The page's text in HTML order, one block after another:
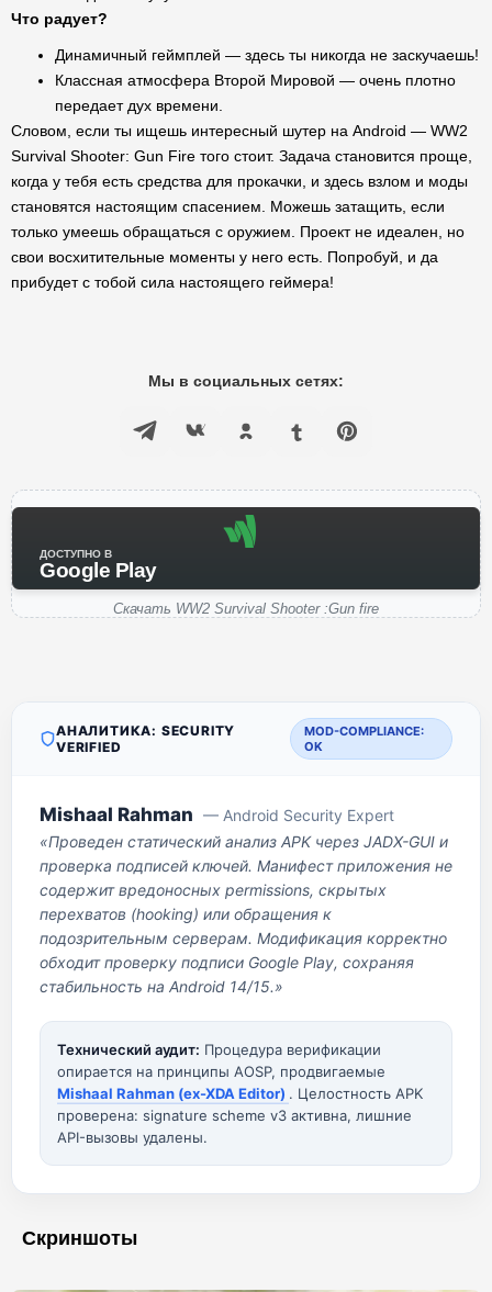
Что радует?
Динамичный геймплей — здесь ты никогда не заскучаешь!
Классная атмосфера Второй Мировой — очень плотно
передает дух времени.
Словом, если ты ищешь интересный шутер на Android — WW2
Survival Shooter: Gun Fire того стоит. Задача становится проще,
когда у тебя есть средства для прокачки, и здесь взлом и моды
становятся настоящим спасением. Можешь затащить, если
только умеешь обращаться с оружием. Проект не идеален, но
свои восхитительные моменты у него есть. Попробуй, и да
прибудет с тобой сила настоящего геймера!
Мы в социальных сетях:
ДОСТУПНО В
Google Play
Скачать WW2 Survival Shooter :Gun fire
АНАЛИТИКА: SECURITY
VERIFIED
MOD-COMPLIANCE:
OK
Mishaal Rahman — Android Security Expert
«Проведен статический анализ APK через JADX-GUI и
проверка подписей ключей. Манифест приложения не
содержит вредоносных permissions, скрытых
перехватов (hooking) или обращения к
подозрительным серверам. Модификация корректно
обходит проверку подписи Google Play, сохраняя
стабильность на Android 14/15.»
Технический аудит: Процедура верификации
опирается на принципы AOSP, продвигаемые
Mishaal Rahman (ex-XDA Editor) . Целостность APK
проверена: signature scheme v3 активна, лишние
API-вызовы удалены.
Скриншоты